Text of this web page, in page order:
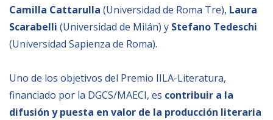
Camilla Cattarulla (Universidad de Roma Tre), Laura
Scarabelli (Universidad de Milán) y Stefano Tedeschi
(Universidad Sapienza de Roma).
Uno de los objetivos del Premio IILA-Literatura,
financiado por la DGCS/MAECI, es contribuir a la
difusión y puesta en valor de la producción literaria